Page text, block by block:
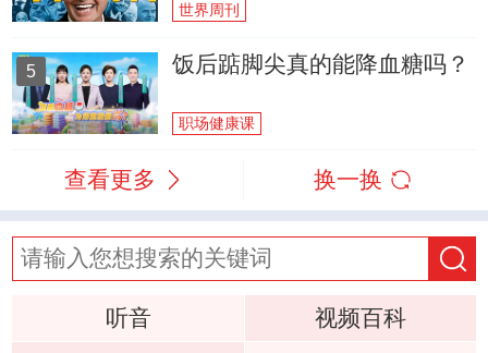
世界周刊
5 饭后踮脚尖真的能降血糖吗？
职场健康课
查看更多 换一换
听音
视频百科